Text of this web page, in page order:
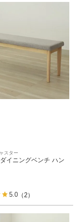
スター
イニングベンチ ハン
5.0 （2）